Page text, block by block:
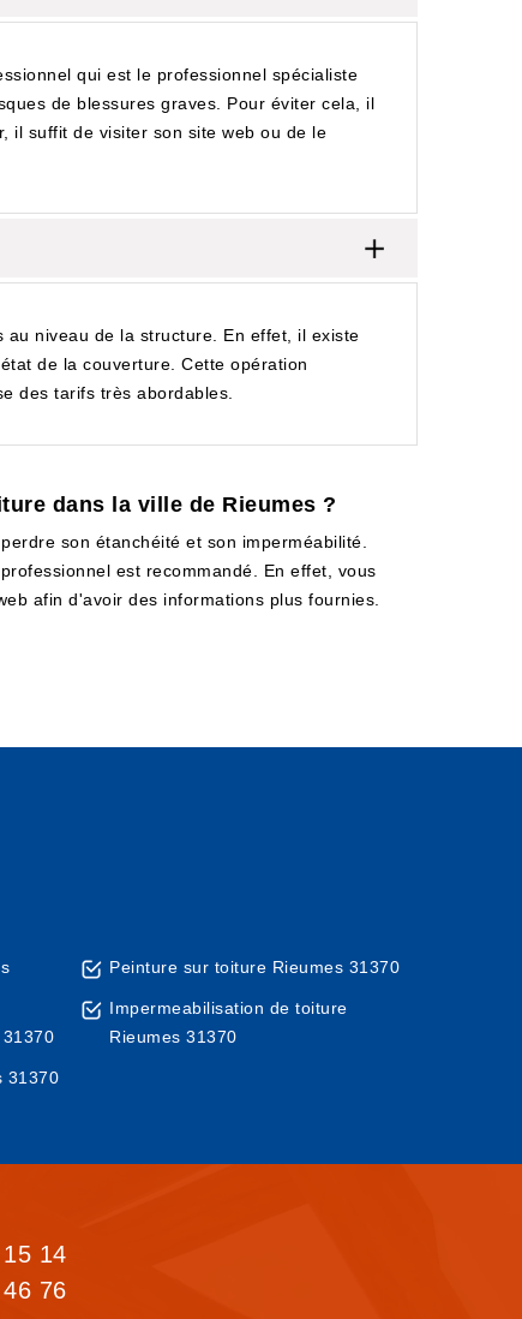
qui est le professionnel spécialiste
de blessures graves. Pour éviter cela, il
il suffit de visiter son site web ou de le
niveau de la structure. En effet, il existe
de la couverture. Cette opération
des tarifs très abordables.
dans la ville de Rieumes ?
son étanchéité et son imperméabilité.
est recommandé. En effet, vous
afin d'avoir des informations plus fournies.
31370
Peinture sur toiture Rieumes 31370
Impermeabilisation de toiture
Rieumes 31370
14
76